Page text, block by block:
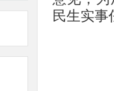
民生实事